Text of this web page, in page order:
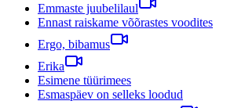
Emmaste juubelilaul
Ennast raiskame võõrastes voodites
Ergo, bibamus
Erika
Esimene tüürimees
Esmaspäev on selleks loodud